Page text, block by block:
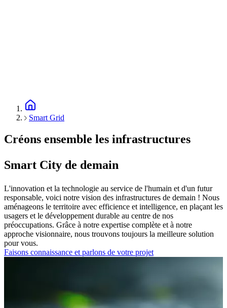
Smart Grid
Créons ensemble les infrastructures
Smart City de demain
L'innovation et la technologie au service de l'humain et d'un futur
responsable, voici notre vision des infrastructures de demain ! Nous
aménageons le territoire avec efficience et intelligence, en plaçant les
usagers et le développement durable au centre de nos
préoccupations. Grâce à notre expertise complète et à notre
approche visionnaire, nous trouvons toujours la meilleure solution
pour vous.
Faisons connaissance et parlons de votre projet